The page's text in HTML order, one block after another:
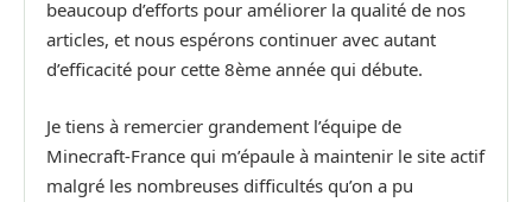
beaucoup d’efforts pour améliorer la qualité de nos
articles, et nous espérons continuer avec autant
d’efficacité pour cette 8ème année qui débute.
Je tiens à remercier grandement l’équipe de
Minecraft-France qui m’épaule à maintenir le site actif
malgré les nombreuses difficultés qu’on a pu